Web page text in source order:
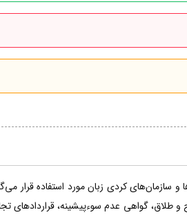
سازمان‌های کردی زبان مورد استفاده قرار
و طلاق، گواهی عدم سوءپیشینه، قراردادهای